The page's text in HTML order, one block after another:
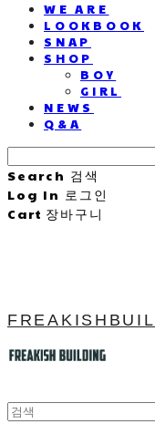
WE ARE
LOOKBOOK
SNAP
SHOP
BOY
GIRL
NEWS
Q&A
Search 검색
Log In 로그인
Cart 장바구니